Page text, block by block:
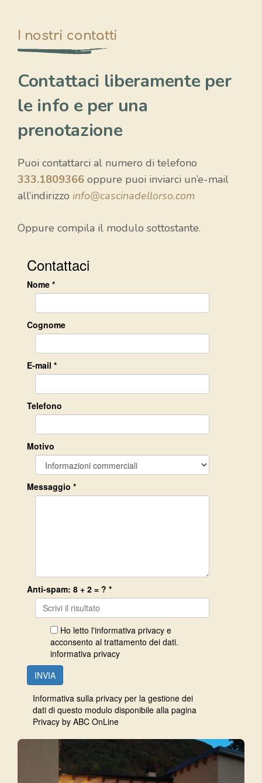
I nostri contatti
Contattaci liberamente per
le info e per una
prenotazione
Puoi contattarci al numero di telefono
333.1809366 oppure puoi inviarci un’e-mail
all’indirizzo info@cascinadellorso.com
Oppure compila il modulo sottostante.